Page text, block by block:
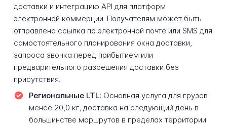
доставки и интеграцию API для платформ
электронной коммерции. Получателям может быть
отправлена ссылка по электронной почте или SMS для
самостоятельного планирования окна доставки,
запроса звонка перед прибытием или
предварительного разрешения доставки без
присутствия.
Региональные LTL: Основная услуга для грузов
менее 20,0 кг; доставка на следующий день в
большинстве маршрутов в пределах территории